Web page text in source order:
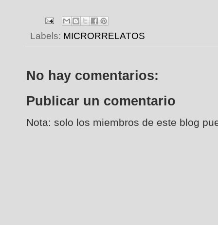
Labels: MICRORRELATOS
No hay comentarios:
Publicar un comentario
Nota: solo los miembros de este blog